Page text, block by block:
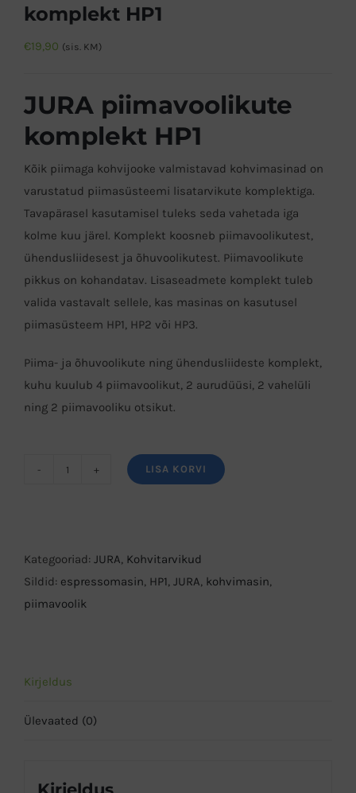
komplekt HP1
€19,90 (sis. KM)
JURA piimavoolikute
komplekt HP1
Kõik piimaga kohvijooke valmistavad kohvimasinad on
varustatud piimasüsteemi lisatarvikute komplektiga.
Tavapärasel kasutamisel tuleks seda vahetada iga
kolme kuu järel. Komplekt koosneb piimavoolikutest,
ühendusliidesest ja õhuvoolikutest. Piimavoolikute
pikkus on kohandatav. Lisaseadmete komplekt tuleb
valida vastavalt sellele, kas masinas on kasutusel
piimasüsteem HP1, HP2 või HP3.
Piima- ja õhuvoolikute ning ühendusliideste komplekt,
kuhu kuulub 4 piimavoolikut, 2 aurudüüsi, 2 vahelüli
ning 2 piimavooliku otsikut.
LISA KORVI
Kategooriad: JURA, Kohvitarvikud
Sildid: espressomasin, HP1, JURA, kohvimasin,
piimavoolik
Kirjeldus
Ülevaated (0)